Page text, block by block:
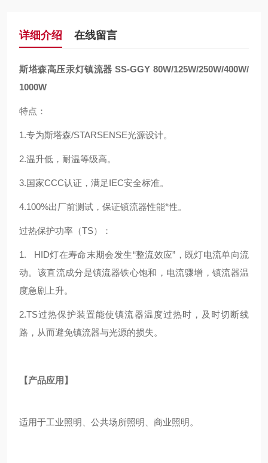
详细介绍 在线留言
斯塔森高压汞灯镇流器 SS-GGY 80W/125W/250W/400W/
1000W
特点：
1.专为斯塔森/STARSENSE光源设计。
2.温升低，耐温等级高。
3.国家CCC认证，满足IEC安全标准。
4.100%出厂前测试，保证镇流器性能*性。
过热保护功率（TS）：
1. HID灯在寿命末期会发生“整流效应”，既灯电流单向流
动。该直流成分是镇流器铁心饱和，电流骤增，镇流器温
度急剧上升。
2.TS过热保护装置能使镇流器温度过热时，及时切断线
路，从而避免镇流器与光源的损失。
【产品应用 】
适用于工业照明、公共场所照明、商业照明。